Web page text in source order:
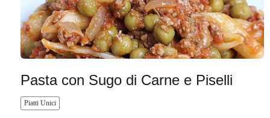
Pasta con Sugo di Carne e Piselli
Piatti Unici